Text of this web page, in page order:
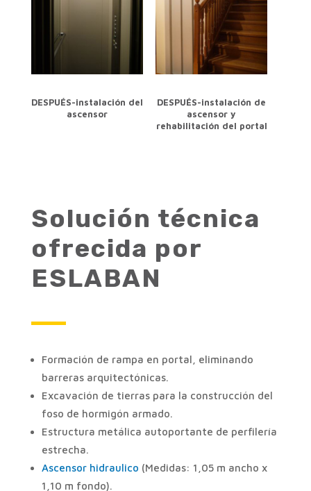
DESPUÉS-instalación del
ascensor
DESPUÉS-instalación de
ascensor y
rehabilitación del portal
Solución técnica
ofrecida por
ESLABAN
Formación de rampa en portal, eliminando
barreras arquitectónicas.
Excavación de tierras para la construcción del
foso de hormigón armado.
Estructura metálica autoportante de perfilería
estrecha.
Ascensor hidraulico (Medidas: 1,05 m ancho x
1,10 m fondo).